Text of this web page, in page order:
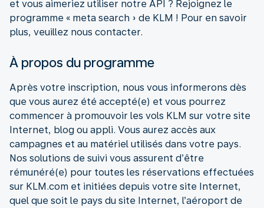
et vous aimeriez utiliser notre API ? Rejoignez le
programme « meta search » de KLM ! Pour en savoir
plus, veuillez nous contacter.
À propos du programme
Après votre inscription, nous vous informerons dès
que vous aurez été accepté(e) et vous pourrez
commencer à promouvoir les vols KLM sur votre site
Internet, blog ou appli. Vous aurez accès aux
campagnes et au matériel utilisés dans votre pays.
Nos solutions de suivi vous assurent d’être
rémunéré(e) pour toutes les réservations effectuées
sur KLM.com et initiées depuis votre site Internet,
quel que soit le pays du site Internet, l’aéroport de